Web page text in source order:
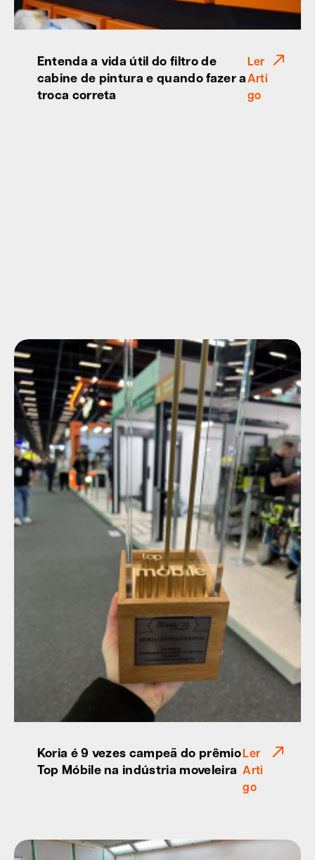
Entenda a vida útil do filtro de
cabine de pintura e quando fazer a
troca correta
Ler
Arti
go
Koria é 9 vezes campeã do prêmio
Top Móbile na indústria moveleira
Ler
Arti
go